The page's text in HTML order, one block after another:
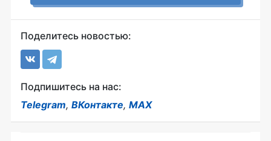
Поделитесь новостью:
Подпишитесь на нас:
Telegram, ВКонтакте, MAX